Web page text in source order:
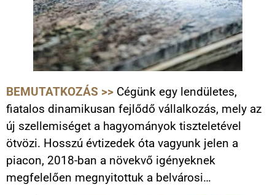
BEMUTATKOZÁS >> Cégünk egy lendületes,
fiatalos dinamikusan fejlődő vállalkozás, mely az
új szellemiséget a hagyományok tiszteletével
ötvözi. Hosszú évtizedek óta vagyunk jelen a
piacon, 2018-ban a növekvő igényeknek
megfelelően megnyitottuk a belvárosi…